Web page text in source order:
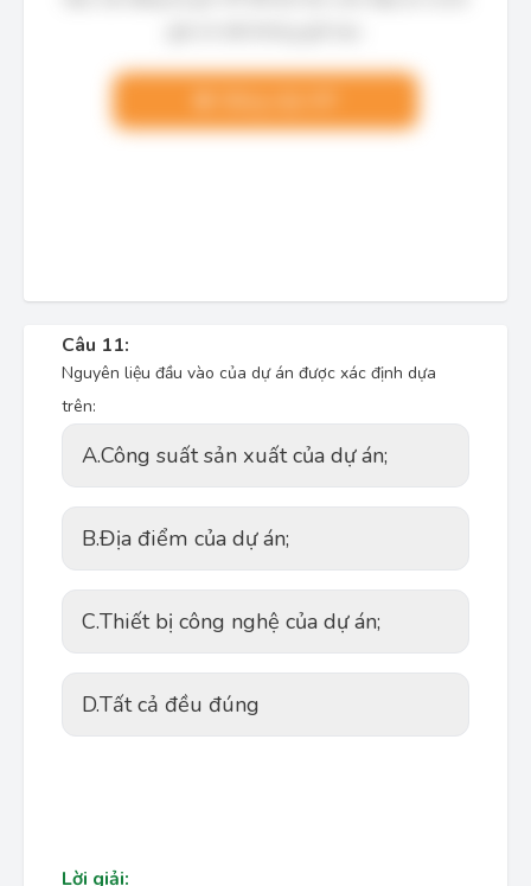
Câu 11:
Nguyên liệu đầu vào của dự án được xác định dựa
trên:
A.Công suất sản xuất của dự án;
B.Địa điểm của dự án;
C.Thiết bị công nghệ của dự án;
D.Tất cả đều đúng
Lời giải: